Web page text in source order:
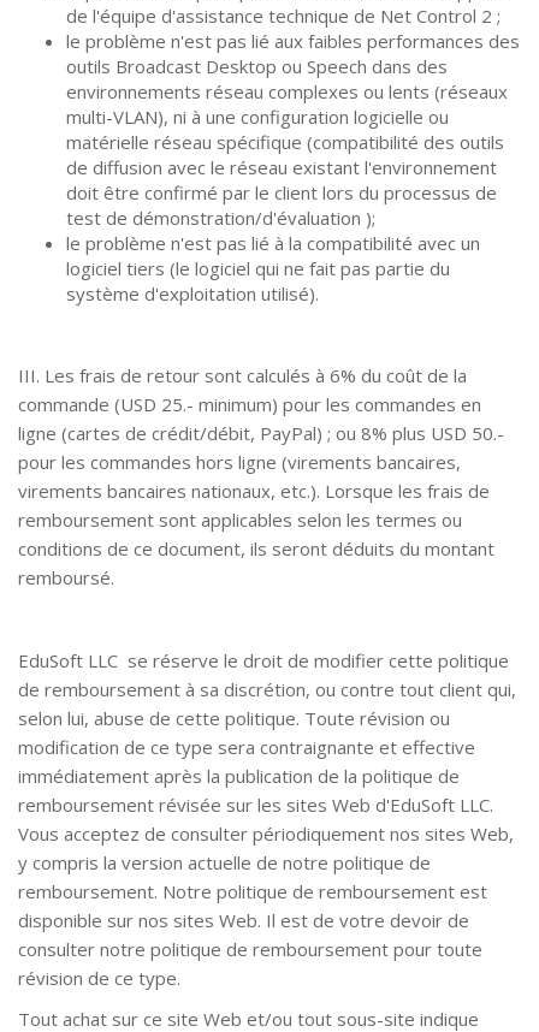
de l'équipe d'assistance technique de Net Control 2 ;
le problème n'est pas lié aux faibles performances des
outils Broadcast Desktop ou Speech dans des
environnements réseau complexes ou lents (réseaux
multi-VLAN), ni à une configuration logicielle ou
matérielle réseau spécifique (compatibilité des outils
de diffusion avec le réseau existant l'environnement
doit être confirmé par le client lors du processus de
test de démonstration/d'évaluation );
le problème n'est pas lié à la compatibilité avec un
logiciel tiers (le logiciel qui ne fait pas partie du
système d'exploitation utilisé).
III. Les frais de retour sont calculés à 6% du coût de la
commande (USD 25.- minimum) pour les commandes en
ligne (cartes de crédit/débit, PayPal) ; ou 8% plus USD 50.-
pour les commandes hors ligne (virements bancaires,
virements bancaires nationaux, etc.). Lorsque les frais de
remboursement sont applicables selon les termes ou
conditions de ce document, ils seront déduits du montant
remboursé.
EduSoft LLC se réserve le droit de modifier cette politique
de remboursement à sa discrétion, ou contre tout client qui,
selon lui, abuse de cette politique. Toute révision ou
modification de ce type sera contraignante et effective
immédiatement après la publication de la politique de
remboursement révisée sur les sites Web d'EduSoft LLC.
Vous acceptez de consulter périodiquement nos sites Web,
y compris la version actuelle de notre politique de
remboursement. Notre politique de remboursement est
disponible sur nos sites Web. Il est de votre devoir de
consulter notre politique de remboursement pour toute
révision de ce type.
Tout achat sur ce site Web et/ou tout sous-site indique